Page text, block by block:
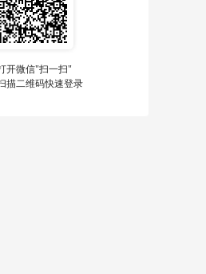
开微信"扫一扫"
描二维码快速登录